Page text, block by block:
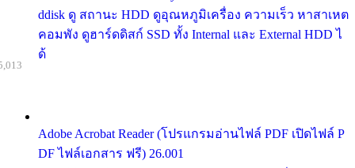
ddisk ดู สถานะ HDD ดูอุณหภูมิเครื่อง ความเร็ว หาสาเหต
คอมพัง ดูฮาร์ดดิสก์ SSD ทั้ง Internal และ External HDD ไ
ด้
Adobe Acrobat Reader (โปรแกรมอ่านไฟล์ PDF เปิดไฟล์ P
DF ไฟล์เอกสาร ฟรี) 26.001